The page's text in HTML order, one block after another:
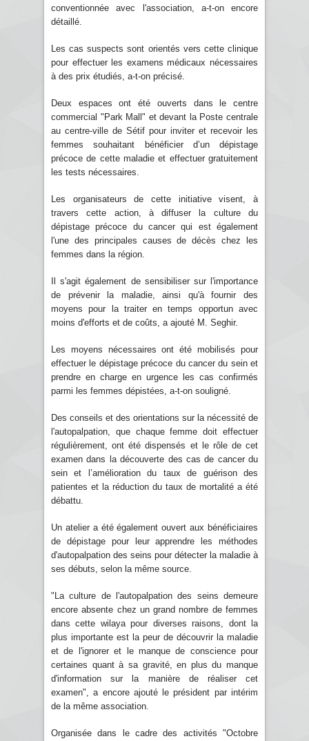
conventionnée avec l'association, a-t-on encore
détaillé.
Les cas suspects sont orientés vers cette clinique
pour effectuer les examens médicaux nécessaires
à des prix étudiés, a-t-on précisé.
Deux espaces ont été ouverts dans le centre
commercial "Park Mall" et devant la Poste centrale
au centre-ville de Sétif pour inviter et recevoir les
femmes souhaitant bénéficier d’un dépistage
précoce de cette maladie et effectuer gratuitement
les tests nécessaires.
Les organisateurs de cette initiative visent, à
travers cette action, à diffuser la culture du
dépistage précoce du cancer qui est également
l'une des principales causes de décès chez les
femmes dans la région.
Il s'agit également de sensibiliser sur l'importance
de prévenir la maladie, ainsi qu'à fournir des
moyens pour la traiter en temps opportun avec
moins d'efforts et de coûts, a ajouté M. Seghir.
Les moyens nécessaires ont été mobilisés pour
effectuer le dépistage précoce du cancer du sein et
prendre en charge en urgence les cas confirmés
parmi les femmes dépistées, a-t-on souligné.
Des conseils et des orientations sur la nécessité de
l'autopalpation, que chaque femme doit effectuer
régulièrement, ont été dispensés et le rôle de cet
examen dans la découverte des cas de cancer du
sein et l’amélioration du taux de guérison des
patientes et la réduction du taux de mortalité a été
débattu.
Un atelier a été également ouvert aux bénéficiaires
de dépistage pour leur apprendre les méthodes
d'autopalpation des seins pour détecter la maladie à
ses débuts, selon la même source.
"La culture de l'autopalpation des seins demeure
encore absente chez un grand nombre de femmes
dans cette wilaya pour diverses raisons, dont la
plus importante est la peur de découvrir la maladie
et de l'ignorer et le manque de conscience pour
certaines quant à sa gravité, en plus du manque
d'information sur la manière de réaliser cet
examen", a encore ajouté le président par intérim
de la même association.
Organisée dans le cadre des activités "Octobre